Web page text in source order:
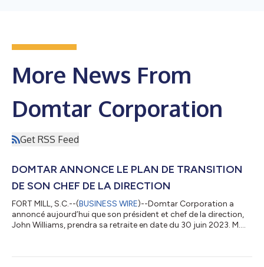
More News From
Domtar Corporation
Get RSS Feed
DOMTAR ANNONCE LE PLAN DE TRANSITION
DE SON CHEF DE LA DIRECTION
FORT MILL, S.C.--(BUSINESS WIRE)--Domtar Corporation a
annoncé aujourd’hui que son président et chef de la direction,
John Williams, prendra sa retraite en date du 30 juin 2023. M.
conseiller à temps partiel en matière de possibilités de